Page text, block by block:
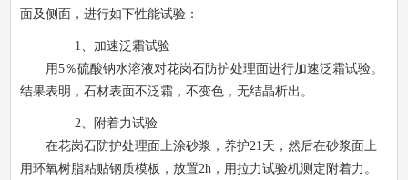
面及侧面，进行如下性能试验：
1、加速泛霜试验
用5％硫酸钠水溶液对花岗石防护处理面进行加速泛霜试验。
结果表明，石材表面不泛霜，不变色，无结晶析出。
2、附着力试验
在花岗石防护处理面上涂砂浆，养护21天，然后在砂浆面上
用环氧树脂粘贴钢质模板，放置2h ，用拉力试验机测定附着力。